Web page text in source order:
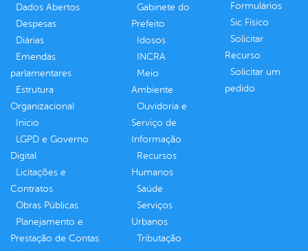
Dados Abertos
Despesas
Diárias
Emendas
parlamentares
Estrutura
Organizacional
Inicio
LGPD e Governo
Digital
Licitações e
Contratos
Obras Públicas
Planejamento e
Prestação de Contas
Gabinete do
Prefeito
Idosos
INCRA
Meio
Ambiente
Ouvidoria e
Serviço de
Informação
Recursos
Humanos
Saúde
Serviços
Urbanos
Tributação
Formulários
Sic Físico
Solicitar
Recurso
Solicitar um
pedido